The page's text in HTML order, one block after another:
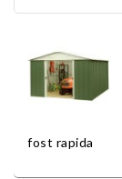
fost rapida